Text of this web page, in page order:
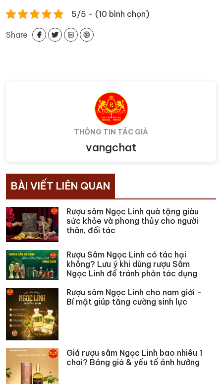
5/5 - (10 bình chọn)
Share
THÔNG TIN TÁC GIẢ
vangchat
BÀI VIẾT LIÊN QUAN
Rượu sâm Ngọc Linh quà tặng giàu
sức khỏe và phong thủy cho người
thân, đối tác
Rượu Sâm Ngọc Linh có tác hại
không? Lưu ý khi dùng rượu Sâm
Ngọc Linh để tránh phản tác dụng
Rượu sâm Ngọc Linh cho nam giới -
Bí mật giúp tăng cường sinh lực
Giá rượu sâm Ngọc Linh bao nhiêu 1
chai? Bảng giá & yếu tố ảnh hưởng